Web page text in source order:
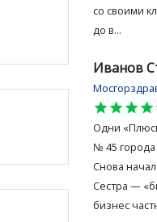
со своими
до в...
Иванов
star
star
star
star
Одни
№ 45
Снова
Сестра —
бизнес